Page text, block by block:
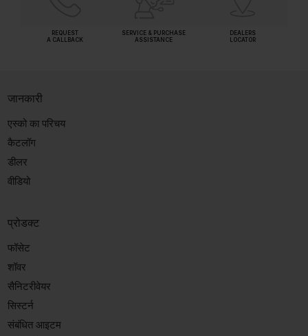
REQUEST
A CALLBACK
SERVICE & PURCHASE
ASSISTANCE
DEALERS
LOCATOR
जानकारी
एस्को का परिचय
कैटलॉग
डीलर
वीडियो
प्रोडक्ट
फॉसेट
शॉवर
सैनिटरीवेयर
सिस्टर्न
संबंधित आइटम